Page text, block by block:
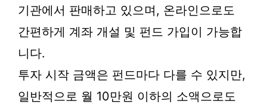
기관에서 판매하고 있으며, 온라인으로도
간편하게 계좌 개설 및 펀드 가입이 가능합
니다.
투자 시작 금액은 펀드마다 다를 수 있지만,
일반적으로 월 10만원 이하의 소액으로도